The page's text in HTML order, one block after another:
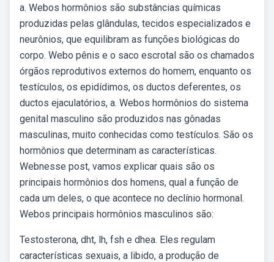
a. Webos hormônios são substâncias químicas
produzidas pelas glândulas, tecidos especializados e
neurônios, que equilibram as funções biológicas do
corpo. Webo pênis e o saco escrotal são os chamados
órgãos reprodutivos externos do homem, enquanto os
testículos, os epidídimos, os ductos deferentes, os
ductos ejaculatórios, a. Webos hormônios do sistema
genital masculino são produzidos nas gônadas
masculinas, muito conhecidas como testículos. São os
hormônios que determinam as características.
Webnesse post, vamos explicar quais são os
principais hormônios dos homens, qual a função de
cada um deles, o que acontece no declínio hormonal.
Webos principais hormônios masculinos são:
Testosterona, dht, lh, fsh e dhea. Eles regulam
características sexuais, a libido, a produção de